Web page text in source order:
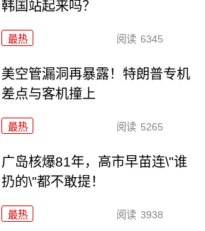
韩国站起来吗？
最热 阅读 6345
美空管漏洞再暴露！特朗普专机
差点与客机撞上
最热 阅读 5265
广岛核爆81年，高市早苗连\"谁
扔的\"都不敢提！
最热 阅读 3938